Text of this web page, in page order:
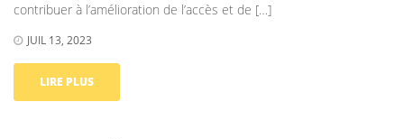
contribuer à l’amélioration de l’accès et de […]
JUIL 13, 2023
LIRE PLUS